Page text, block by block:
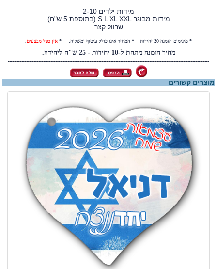
מידות ילדים 2-10
מידות מבוגר S L XL XXL (בתוספת 5 ש"ח)
שרוול קצר
* מינימום הזמנה 20 יחידות * המחיר אינו כולל עיטוף ומשלוח. * אין כפל מבצעים.
מחיר הזמנה מתחת ל-10 יחידות - 25 ש"ח ליחידה.
מוצרים קשורים